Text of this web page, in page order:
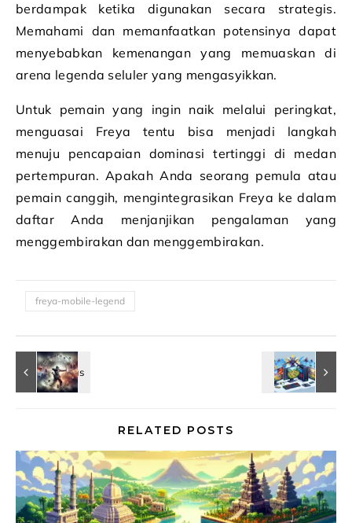
berdampak ketika digunakan secara strategis.
Memahami dan memanfaatkan potensinya dapat
menyebabkan kemenangan yang memuaskan di
arena legenda seluler yang mengasyikkan.
Untuk pemain yang ingin naik melalui peringkat,
menguasai Freya tentu bisa menjadi langkah
menuju pencapaian dominasi tertinggi di medan
pertempuran. Apakah Anda seorang pemula atau
pemain canggih, mengintegrasikan Freya ke dalam
daftar Anda menjanjikan pengalaman yang
menggembirakan dan menggembirakan.
freya-mobile-legend
RELATED POSTS